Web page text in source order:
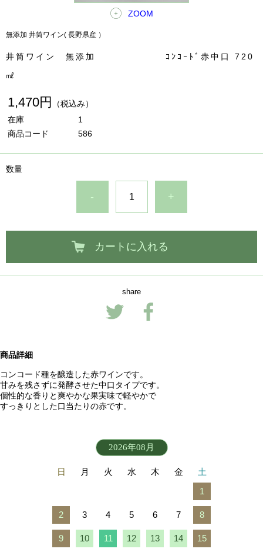
ZOOM
無添加 井筒ワイン( 長野県産 ）
井筒ワイン 無添加 ｺﾝｺｰﾄﾞ赤中口 720
㎖
1,470円
（税込み）
在庫
1
商品コード
586
数量
- +
カートに入れる
share
商品詳細
コンコード種を醸造した赤ワインです。
甘みを残さずに発酵させた中口タイプです。
個性的な香りと爽やかな果実味で軽やかで
すっきりとした口当たりの赤です。
2026年08月
日 月 火 水 木 金
土
1
2 3 4 5 6 7 8
9 10 11 12 13 14 15